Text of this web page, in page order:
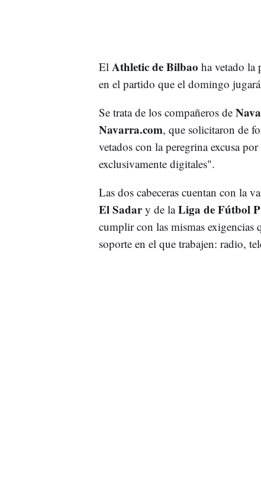
El Athletic de Bilbao ha vetado la
en el partido que el domingo
Se trata de los compañeros de
Navarra.com, que solicitaron de
vetados con la peregrina excusa
exclusivamente digitales".
Las dos cabeceras cuentan con la
El Sadary de laLiga de Fútbol
cumplir con las mismas exigencias
soporte en el que trabajen: radio,